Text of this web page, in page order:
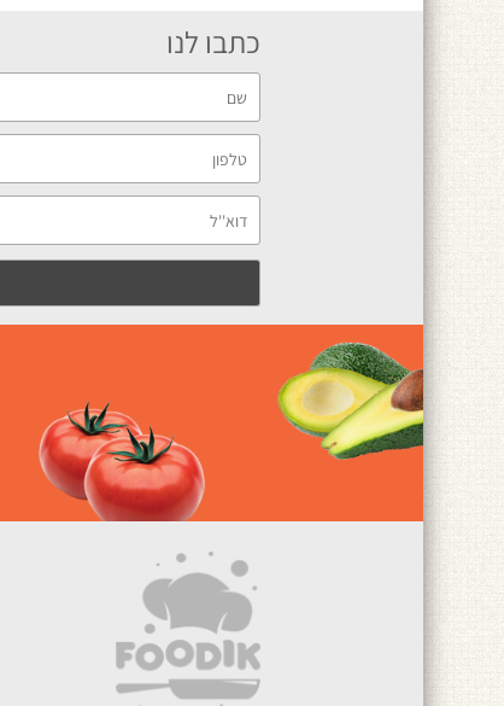
כתבו לנו